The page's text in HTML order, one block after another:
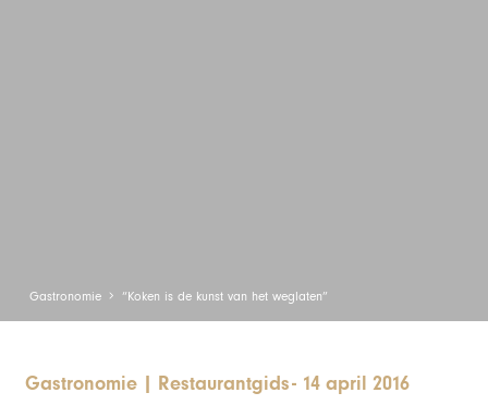
Gastronomie “Koken is de kunst van het weglaten”
Gastronomie Restaurantgids- 14 april 2016